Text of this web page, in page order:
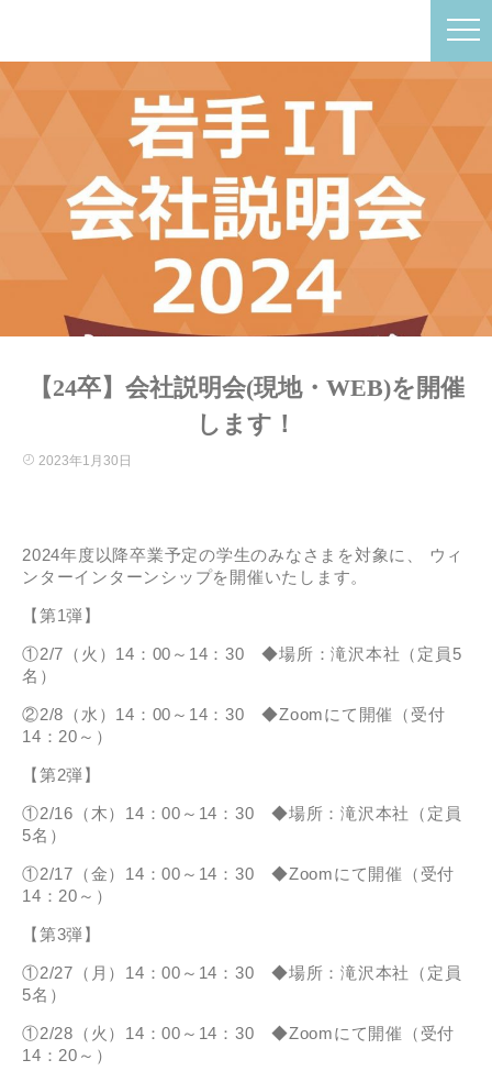
【24卒】会社説明会(現地・WEB)を開催
します！
2023年1月30日
2024年度以降卒業予定の学生のみなさまを対象に、 ウィ
ンターインターンシップを開催いたします。
【第1弾】
①2/7（火）14：00～14：30 ◆場所：滝沢本社（定員5
名）
②2/8（水）14：00～14：30 ◆Zoomにて開催（受付
14：20～）
【第2弾】
①2/16（木）14：00～14：30 ◆場所：滝沢本社（定員
5名）
①2/17（金）14：00～14：30 ◆Zoomにて開催（受付
14：20～）
【第3弾】
①2/27（月）14：00～14：30 ◆場所：滝沢本社（定員
5名）
①2/28（火）14：00～14：30 ◆Zoomにて開催（受付
14：20～）